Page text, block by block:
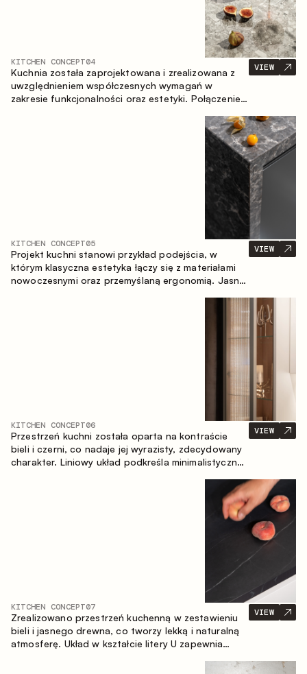
KITCHEN CONCEPT04
Kuchnia została zaprojektowana i zrealizowana z
uwzględnieniem współczesnych wymagań w
zakresie funkcjonalności oraz estetyki. Połączenie
VIEW
KITCHEN CONCEPT05
Projekt kuchni stanowi przykład podejścia, w
którym klasyczna estetyka łączy się z materiałami
nowoczesnymi oraz przemyślaną ergonomią. Jasna
VIEW
KITCHEN CONCEPT06
Przestrzeń kuchni została oparta na kontraście
bieli i czerni, co nadaje jej wyrazisty, zdecydowany
charakter. Liniowy układ podkreśla minimalistyczny i
VIEW
KITCHEN CONCEPT07
Zrealizowano przestrzeń kuchenną w zestawieniu
bieli i jasnego drewna, co tworzy lekką i naturalną
atmosferę. Układ w kształcie litery U zapewnia
VIEW